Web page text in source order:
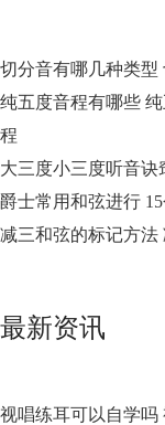
切分音有哪几种类型
纯五度音程有哪些
程
大三度小三度听音诀
爵士常用和弦进行
减三和弦的标记方法
最新资讯
视唱练耳可以自学吗